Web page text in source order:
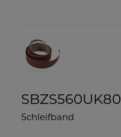
SBZS560UK80
Schleifband